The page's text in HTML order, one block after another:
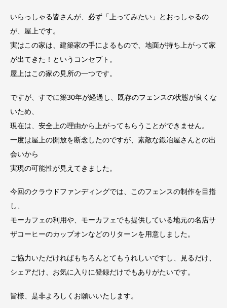
いらっしゃる皆さんが、必ず「上ってみたい」とおっしゃるの
が、 屋上です。
実はこの家は、建築家の手によるもので、地面が持ち上がって家
が出てきた！というコンセプト。
屋上はこの家の見所の一つです。
ですが、すでに築30年が経過し、既存のフェンスの状態が良くな
いため、
現在は、安全上の理由から上がってもらうことができません。
一度は屋上の開放を断念したのですが、素敵な鍛冶屋さんとの出
会いから
実現の可能性が見えてきました。
今回のクラウドファンディングでは、このフェンスの制作を目指
し、
モーカフェの利用や、モーカフェでも提供している地元の名店サ
ザコーヒーのカップオンなどのリターンを用意しました。
ご協力いただければもちろんとてもうれしいですし、見るだけ、
シェアだけ、お気に入りに登録だけでもありがたいです。
皆様、是非よろしくお願いいたします。